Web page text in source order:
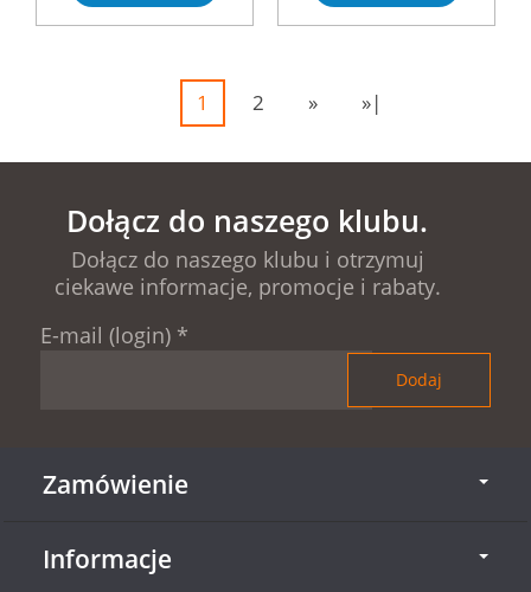
1 2 » »|
Dołącz do naszego klubu.
Dołącz do naszego klubu i otrzymuj
ciekawe informacje, promocje i rabaty.
E-mail (login) *
Zamówienie
Informacje